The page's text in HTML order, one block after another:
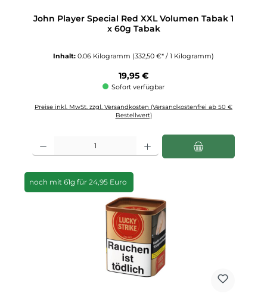
John Player Special Red XXL Volumen Tabak 1
x 60g Tabak
Inhalt: 0.06 Kilogramm (332,50 €* / 1 Kilogramm)
Regulärer Preis:
19,95 €
Sofort verfügbar
Preise inkl. MwSt. zzgl. Versandkosten (Versandkostenfrei ab 50 €
Bestellwert)
Produkt Anzahl: Gib den gewünschten Wert ein oder benutze die
noch mit 61g für 24,95 Euro